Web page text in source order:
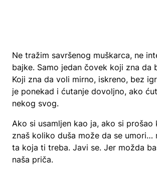
Ne tražim savršenog muškarca, ne
bajke. Samo jedan čovek koji zna da
Koji zna da voli mirno, iskreno, bez
je ponekad i ćutanje dovoljno, ako
nekog svog.
Ako si usamljen kao ja, ako si
znaš koliko duša može da se umori…
ta koja ti treba. Javi se. Jer možda
naša priča.